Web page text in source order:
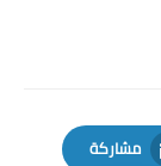
مشاركة